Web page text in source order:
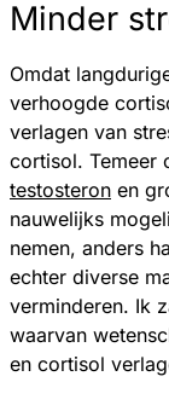
Minder
Omdat
verhoogde
verlagen van
cortisol. Temeer
testosteron en
nauwelijks
nemen, anders
echter diverse
verminderen. Ik
waarvan
en cortisol